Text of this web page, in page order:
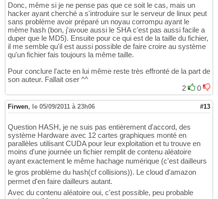
Donc, même si je ne pense pas que ce soit le cas, mais un
hacker ayant cherché a s'introduire sur le serveur de linux peut
sans problème avoir préparé un noyau corrompu ayant le
même hash (bon, j'avoue aussi le SHA c'est pas aussi facile a
duper que le MD5). Ensuite pour ce qui est de la taille du fichier,
il me semble qu'il est aussi possible de faire croire au système
qu'un fichier fais toujours la même taille.
Pour conclure l'acte en lui même reste très effronté de la part de
son auteur. Fallait oser ^^
2
0
Firwen, le 05/09/2011 à 23h06 #13
Question HASH, je ne suis pas entièrement d'accord, des
système Hardware avec 12 cartes graphiques monté en
parallèles utilisant CUDA pour leur exploitation et tu trouve en
moins d'une journée un fichier remplit de contenu aléatoire
ayant exactement le même hachage numérique (c'est dailleurs
le gros problème du hash(cf collisions)). Le cloud d'amazon
permet d'en faire dailleurs autant.
Avec du contenu aléatoire oui, c'est possible, peu probable